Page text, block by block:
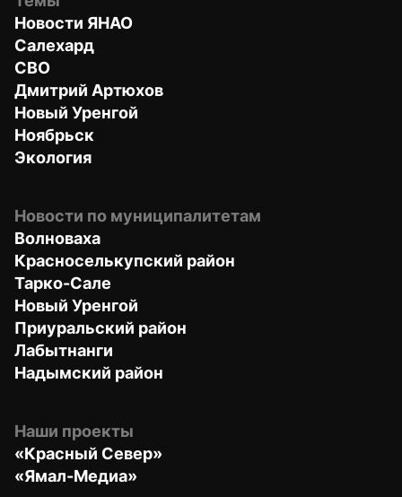
Новости ЯНАО
Салехард
СВО
Дмитрий Артюхов
Новый Уренгой
Ноябрьск
Экология
Новости по муниципалитетам
Волноваха
Красноселькупский район
Тарко-Сале
Новый Уренгой
Приуральский район
Лабытнанги
Надымский район
Наши проекты
«Красный Север»
«Ямал-Медиа»